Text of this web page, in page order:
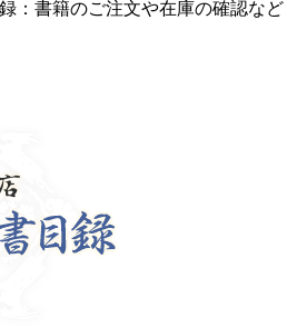
：書籍のご注文や在庫の確認など